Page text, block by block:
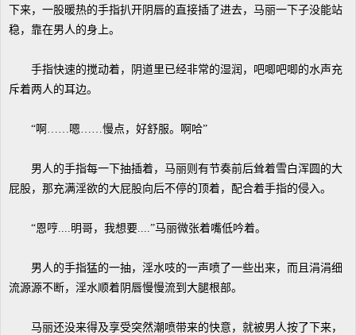
下来，一股暖热的手指扒开阴唇的直接插了进去，马丽一下子没能站
稳，靠在男人的身上。
手指快速的搅动着，阴道里已经非常的湿润，吧唧吧唧的水声充
斥着两人的耳边。
“啊……嗯……慢点，好舒服。啊哈”
男人的手指每一下抽插着，马丽则有节奏前后耸着雪白浑圆的大
屁股，那充满淫欲的大屁股向后不停的顶着，配合着手指的侵入。
“恩哼....明哥，我想要....”马丽微张着嘴低吟着。
男人的手指猛的一抽，淫水吱的一声喷了一些出来，而且涓涓细
流源源不断，淫水顺着阴唇慢慢流到大腿根部。
马丽还没来得及享受突然潮喷带来的快意，就被男人按了下来，